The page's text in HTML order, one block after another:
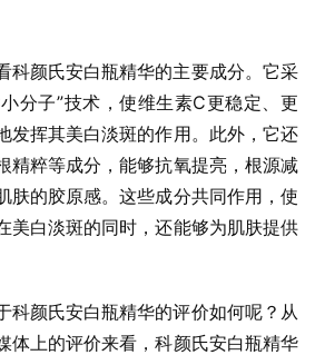
科颜氏安白瓶精华的主要成分。它采
分子”技术，使维生素C更稳定、更
发挥其美白淡斑的作用。此外，它还
精粹等成分，能够抗氧提亮，根源减
肤的胶原感。这些成分共同作用，使
美白淡斑的同时，还能够为肌肤提供
科颜氏安白瓶精华的评价如何呢？从
体上的评价来看，科颜氏安白瓶精华